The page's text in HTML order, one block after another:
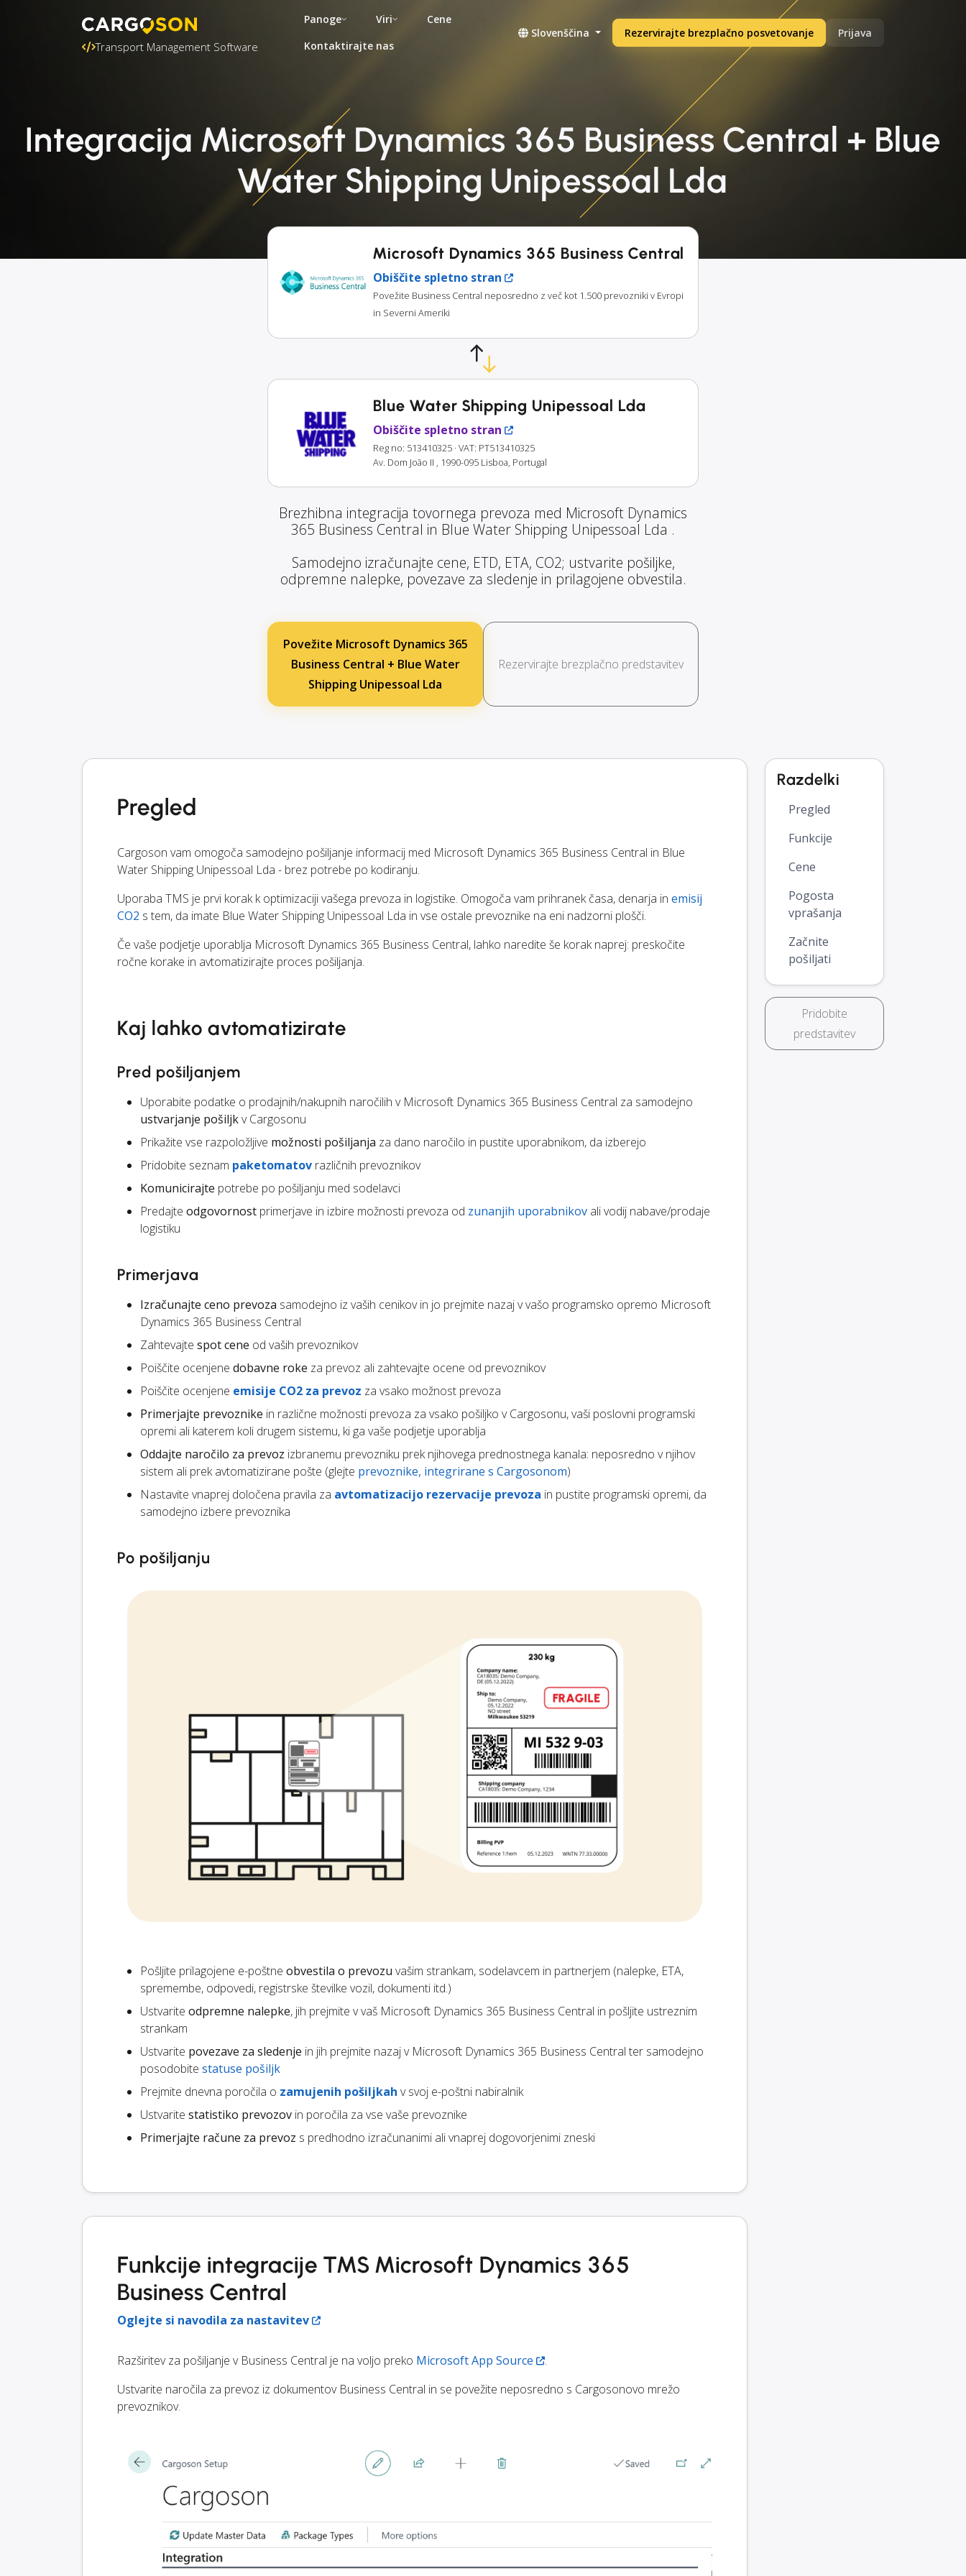
Transport Management Software
Panoge Viri
Cene
Kontaktirajte nas
Slovenščina Rezervirajte brezplačno posvetovanje Prijava
Integracija Microsoft Dynamics 365 Business Central + Blue
Water Shipping Unipessoal Lda
Microsoft Dynamics 365 Business Central
Obiščite spletno stran
Povežite Business Central neposredno z več kot 1.500 prevozniki v Evropi
in Severni Ameriki
Blue Water Shipping Unipessoal Lda
Obiščite spletno stran
Reg no: 513410325 · VAT: PT513410325
Av. Dom João II , 1990-095 Lisboa, Portugal
Brezhibna integracija tovornega prevoza med Microsoft Dynamics
365 Business Central in Blue Water Shipping Unipessoal Lda .
Samodejno izračunajte cene, ETD, ETA, CO2; ustvarite pošiljke,
odpremne nalepke, povezave za sledenje in prilagojene obvestila.
Povežite Microsoft Dynamics 365
Business Central + Blue Water
Shipping Unipessoal Lda
Rezervirajte brezplačno predstavitev
Pregled
Cargoson vam omogoča samodejno pošiljanje informacij med Microsoft Dynamics 365 Business Central in Blue
Water Shipping Unipessoal Lda - brez potrebe po kodiranju.
Uporaba TMS je prvi korak k optimizaciji vašega prevoza in logistike. Omogoča vam prihranek časa, denarja in emisij
CO2 s tem, da imate Blue Water Shipping Unipessoal Lda in vse ostale prevoznike na eni nadzorni plošči.
Če vaše podjetje uporablja Microsoft Dynamics 365 Business Central, lahko naredite še korak naprej: preskočite
ročne korake in avtomatizirajte proces pošiljanja.
Kaj lahko avtomatizirate
Pred pošiljanjem
Uporabite podatke o prodajnih/nakupnih naročilih v Microsoft Dynamics 365 Business Central za samodejno
ustvarjanje pošiljkv Cargosonu
Prikažite vse razpoložljive možnosti pošiljanja za dano naročilo in pustite uporabnikom, da izberejo
Pridobite seznam paketomatov različnih prevoznikov
Komunicirajte potrebe po pošiljanju med sodelavci
Predajte odgovornost primerjave in izbire možnosti prevoza od zunanjih uporabnikov ali vodij nabave/prodaje
logistiku
Primerjava
Izračunajte ceno prevoza samodejno iz vaših cenikov in jo prejmite nazaj v vašo programsko opremo Microsoft
Dynamics 365 Business Central
Zahtevajte spot cene od vaših prevoznikov
Poiščite ocenjene dobavne roke za prevoz ali zahtevajte ocene od prevoznikov
Poiščite ocenjene emisije CO2 za prevoz za vsako možnost prevoza
Primerjajte prevoznike in različne možnosti prevoza za vsako pošiljko v Cargosonu, vaši poslovni programski
opremi ali katerem koli drugem sistemu, ki ga vaše podjetje uporablja
Oddajte naročilo za prevoz izbranemu prevozniku prek njihovega prednostnega kanala: neposredno v njihov
sistem ali prek avtomatizirane pošte (glejte prevoznike, integrirane s Cargosonom)
Nastavite vnaprej določena pravila za avtomatizacijo rezervacije prevoza in pustite programski opremi, da
samodejno izbere prevoznika
Po pošiljanju
Pošljite prilagojene e-poštne obvestila o prevozu vašim strankam, sodelavcem in partnerjem (nalepke, ETA,
spremembe, odpovedi, registrske številke vozil, dokumenti itd.)
Ustvarite odpremne nalepke, jih prejmite v vaš Microsoft Dynamics 365 Business Central in pošljite ustreznim
strankam
Ustvarite povezave za sledenje in jih prejmite nazaj v Microsoft Dynamics 365 Business Central ter samodejno
posodobite statuse pošiljk
Prejmite dnevna poročila o zamujenih pošiljkah v svoj e-poštni nabiralnik
Ustvarite statistiko prevozov in poročila za vse vaše prevoznike
Primerjajte račune za prevoz s predhodno izračunanimi ali vnaprej dogovorjenimi zneski
Funkcije integracije TMS Microsoft Dynamics 365
Business Central
Oglejte si navodila za nastavitev
Razširitev za pošiljanje v Business Central je na voljo preko Microsoft App Source
.
Ustvarite naročila za prevoz iz dokumentov Business Central in se povežite neposredno s Cargosonovo mrežo
prevoznikov.
Razdelki
Pregled
Funkcije
Cene
Pogosta
vprašanja
Začnite
pošiljati
Pridobite
predstavitev